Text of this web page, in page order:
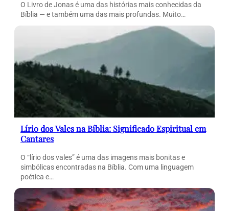
O Livro de Jonas é uma das histórias mais conhecidas da
Bíblia — e também uma das mais profundas. Muito…
Lírio dos Vales na Bíblia: Significado Espiritual em
Cantares
O “lírio dos vales” é uma das imagens mais bonitas e
simbólicas encontradas na Bíblia. Com uma linguagem
poética e…